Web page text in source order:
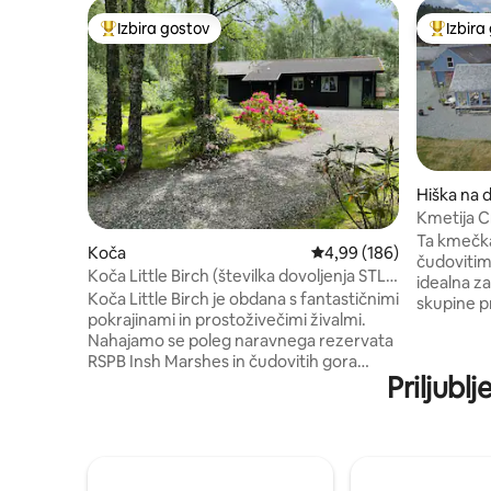
Najbolj priljubljena prenočišča z značko »Izbira gostov«
Izbira gostov
Koča Povprečna ocena: 4,99
4,99 (186)
Koča Little Birch (številka dovoljenja STL
Hl-70188-F)
Koča Little Birch je obdana s fantastičnimi
pokrajinami in prostoživečimi živalmi.
Nahajamo se poleg naravnega rezervata
RSPB Insh Marshes in čudovitih gora
Najbolj
Izbira
Hiška na
Kmetija
Ta
idealna
skupine
dnevno
čudovito